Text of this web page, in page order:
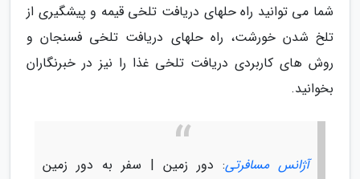
شما می توانید راه حلهای دریافت تلخی قیمه و پیشگیری از
تلخ شدن خورشت، راه حلهای دریافت تلخی فسنجان و
روش های کاربردی دریافت تلخی غذا را نیز در خبرنگاران
بخوانید.
آژانس مسافرتی: دور زمین | سفر به دور زمین